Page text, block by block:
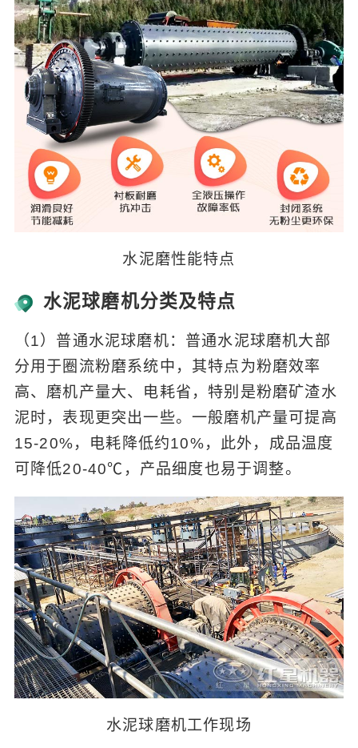
水泥磨性能特点
水泥球磨机分类及特点
（1）普通水泥球磨机：普通水泥球磨机大部
分用于圈流粉磨系统中，其特点为粉磨效率
高、磨机产量大、电耗省，特别是粉磨矿渣水
泥时，表现更突出一些。一般磨机产量可提高
15-20%，电耗降低约10%，此外，成品温度
可降低20-40℃，产品细度也易于调整。
水泥球磨机工作现场